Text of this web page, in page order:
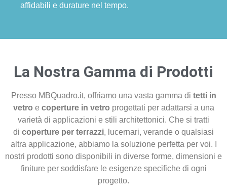
affidabili e durature nel tempo.
La Nostra Gamma di Prodotti
Presso MBQuadro.it, offriamo una vasta gamma di tetti in
vetro e coperture in vetro progettati per adattarsi a una
varietà di applicazioni e stili architettonici. Che si tratti
di coperture per terrazzi, lucernari, verande o qualsiasi
altra applicazione, abbiamo la soluzione perfetta per voi. I
nostri prodotti sono disponibili in diverse forme, dimensioni e
finiture per soddisfare le esigenze specifiche di ogni
progetto.